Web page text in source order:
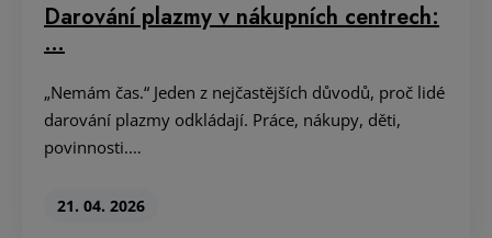
Darování plazmy v nákupních centrech:
…
„Nemám čas.“ Jeden z nejčastějších důvodů, proč lidé
darování plazmy odkládají. Práce, nákupy, děti,
povinnosti.…
21. 04. 2026